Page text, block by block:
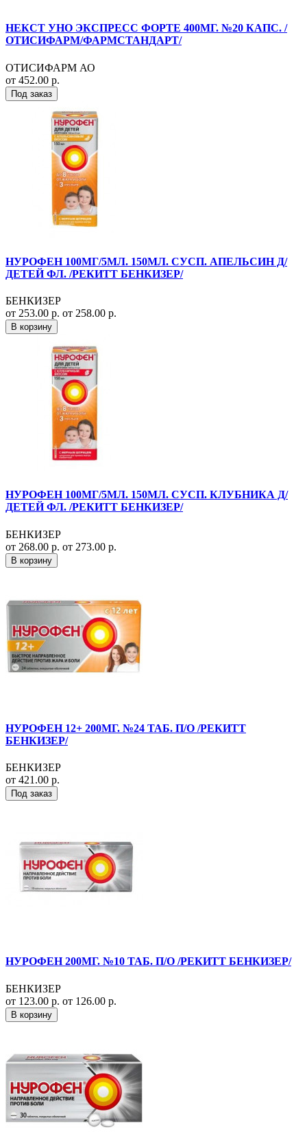
НЕКСТ УНО ЭКСПРЕСС ФОРТЕ 400МГ. №20 КАПС. /
ОТИСИФАРМ/ФАРМСТАНДАРТ/
ОТИСИФАРМ АО
от 452.00 р.
Под заказ
НУРОФЕН 100МГ/5МЛ. 150МЛ. СУСП. АПЕЛЬСИН Д/
ДЕТЕЙ ФЛ. /РЕКИТТ БЕНКИЗЕР/
БЕНКИЗЕР
от 253.00 р. от 258.00 р.
В корзину
НУРОФЕН 100МГ/5МЛ. 150МЛ. СУСП. КЛУБНИКА Д/
ДЕТЕЙ ФЛ. /РЕКИТТ БЕНКИЗЕР/
БЕНКИЗЕР
от 268.00 р. от 273.00 р.
В корзину
НУРОФЕН 12+ 200МГ. №24 ТАБ. П/О /РЕКИТТ
БЕНКИЗЕР/
БЕНКИЗЕР
от 421.00 р.
Под заказ
НУРОФЕН 200МГ. №10 ТАБ. П/О /РЕКИТТ БЕНКИЗЕР/
БЕНКИЗЕР
от 123.00 р. от 126.00 р.
В корзину